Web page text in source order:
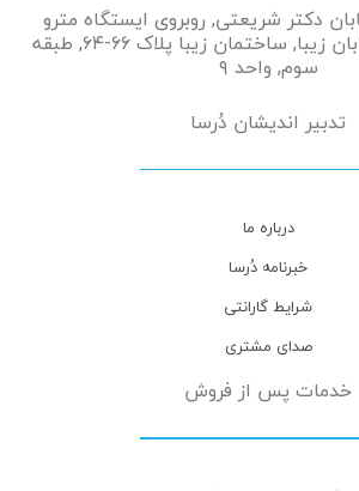
دکتر شریعتی, روبروی ایستگاه مترو
شریعتی, نبش خیابان زیبا, ساختمان زیبا پلاک ۶۶-۶۴, طبقه
سوم, واحد ۹
تدبیر اندیشان دُرسا
درباره ما
خبرنامه دُرسا
شرایط گارانتی
صدای مشتری
خدمات پس از فروش